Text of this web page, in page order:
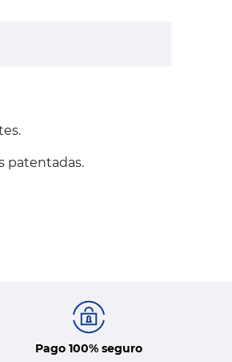
patentadas.
Pago 100% seguro